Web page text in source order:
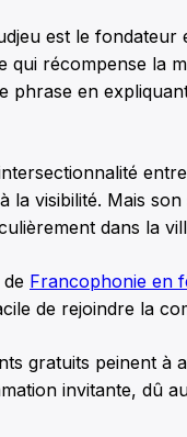
est le
qui récompense la
phrase en
la visibilité. Mais
dans la
Francophonie en
de rejoindre la
gratuits peinent à
invitante, dû